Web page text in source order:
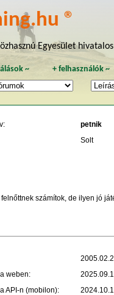
®
Egyesület
~ +felhasználók ~
petnik
Solt
számítok, de ilyen jó
weben:
API-n (mobilon):